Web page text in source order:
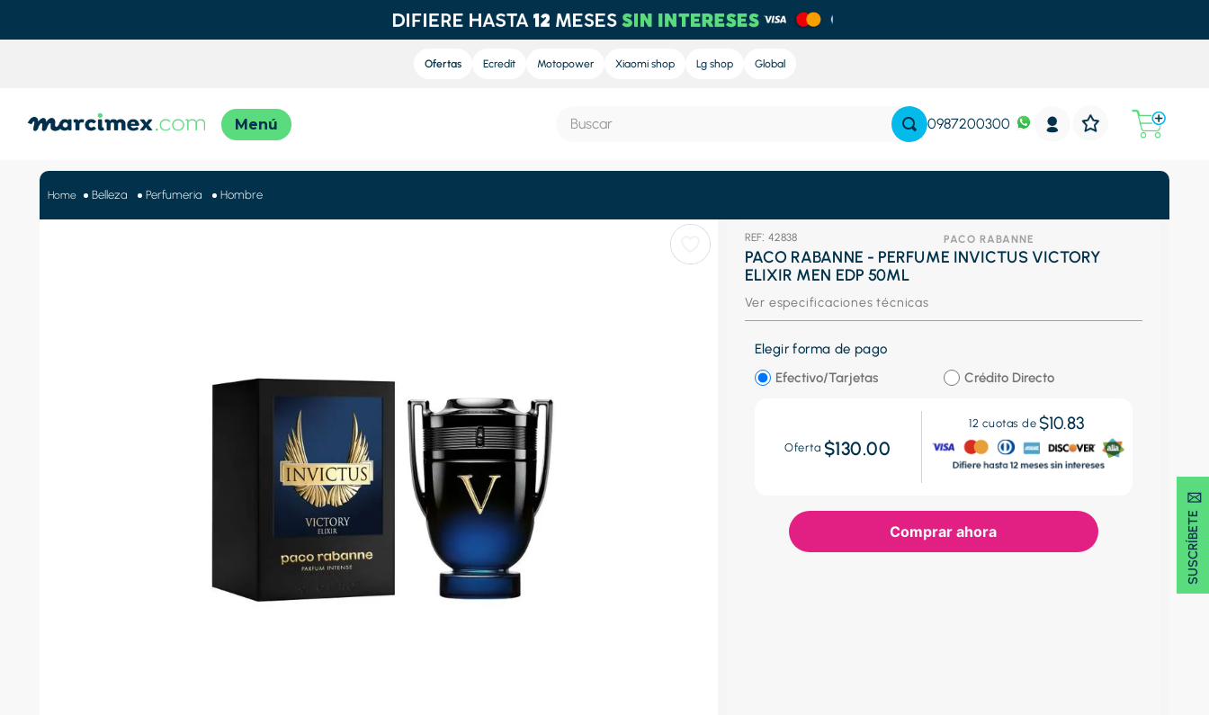
Ofertas Ecredit Motopower Xiaomi shop Lg shop Global
0987200300
SUSCRÍBETE 🖂
Belleza Perfumeria Hombre
: 42838 PACO RABANNE
PACO RABANNE - PERFUME INVICTUS VICTORY
ELIXIR MEN EDP 50ML
Ver especificaciones técnicas
Elegir forma de pago
Efectivo/Tarjetas
Crédito Directo
Oferta $130.00
12 cuotas de $10.83
Comprar ahora
2.
moto
7.
refrigeradora
celulares
10. congelador